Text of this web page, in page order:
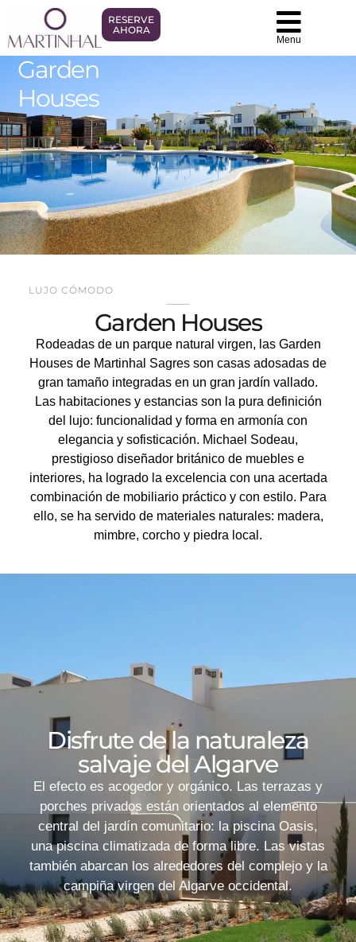
RESERVE
AHORA
Menu
Garden
Houses
LUJO CÓMODO
Garden Houses
Rodeadas de un parque natural virgen, las Garden
Houses de Martinhal Sagres son casas adosadas de
gran tamaño integradas en un gran jardín vallado.
Las habitaciones y estancias son la pura definición
del lujo: funcionalidad y forma en armonía con
elegancia y sofisticación. Michael Sodeau,
prestigioso diseñador británico de muebles e
interiores, ha logrado la excelencia con una acertada
combinación de mobiliario práctico y con estilo. Para
ello, se ha servido de materiales naturales: madera,
mimbre, corcho y piedra local.
Disfrute de la naturaleza
salvaje del Algarve
El efecto es acogedor y orgánico. Las terrazas y
porches privados están orientados al elemento
central del jardín comunitario: la piscina Oasis,
una piscina climatizada de forma libre. Las vistas
también abarcan los alrededores del complejo y la
campiña virgen del Algarve occidental.